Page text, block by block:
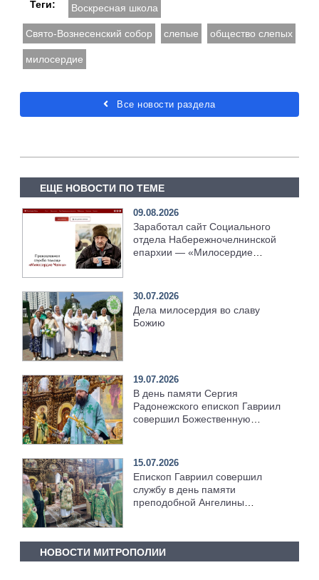
Теги: Воскресная школа
Свято-Вознесенский собор слепые общество слепых
милосердие
Все новости раздела
ЕЩЕ НОВОСТИ ПО ТЕМЕ
09.08.2026
Заработал сайт Социального
отдела Набережночелнинской
епархии — «Милосердие
30.07.2026
Дела милосердия во славу
Божию
19.07.2026
В день памяти Сергия
Радонежского епископ Гавриил
совершил Божественную
15.07.2026
Епископ Гавриил совершил
службу в день памяти
преподобной Ангелины
НОВОСТИ МИТРОПОЛИИ